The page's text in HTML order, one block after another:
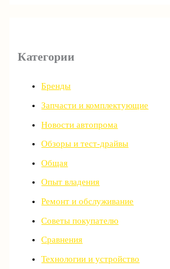
Категории
Бренды
Запчасти и комплектующие
Новости автопрома
Обзоры и тест-драйвы
Общая
Опыт владения
Ремонт и обслуживание
Советы покупателю
Сравнения
Технологии и устройство